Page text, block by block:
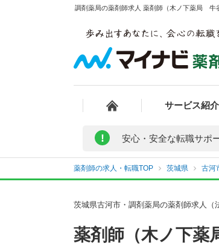
調剤薬局の薬剤師求人 薬剤師（木ノ下薬局 牛
サービス紹介
! 安心・安全な転職サポ
薬剤師の求人・転職TOP 茨城県 古河
茨城県古河市・調剤薬局の薬剤師求人（
薬剤師（木ノ下薬